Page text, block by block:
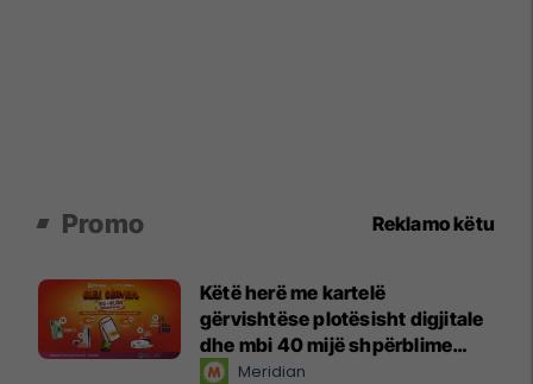
Promo Reklamo këtu
Këtë herë me kartelë
gërvishtëse plotësisht digjitale
dhe mbi 40 mijë shpërblime
instant!Meridian